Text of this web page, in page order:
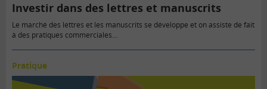
Investir dans des lettres et manuscrits
Le marché des lettres et les manuscrits se développe et on assiste de fait
à des pratiques commerciales…
Pratique